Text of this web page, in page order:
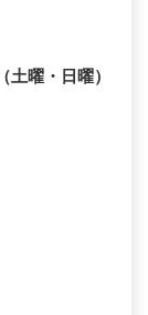
曜・日曜）